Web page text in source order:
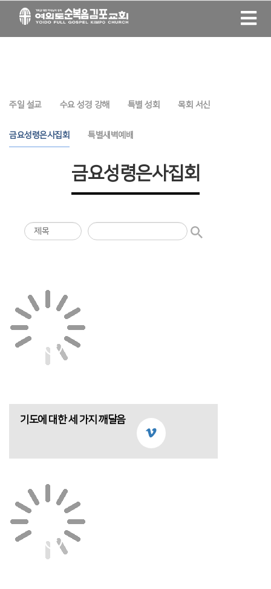
주일 설교 수요 성경 강해 특별 성회 목회 서신
금요성령은사집회 특별새벽예배
금요성령은사집회
기도에 대한 세 가지 깨달음